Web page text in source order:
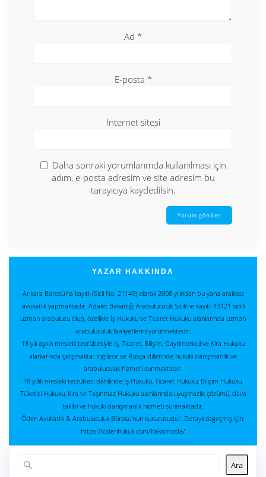
Ad *
E-posta *
İnternet sitesi
Daha sonraki yorumlarımda kullanılması için
adım, e-posta adresim ve site adresim bu
tarayıcıya kaydedilsin.
YAZAR HAKKINDA
Ankara Barosu’na kayıtlı (Sicil No: 21149) olarak 2008 yılından bu yana aralıksız
avukatlık yapmaktadır. Adalet Bakanlığı Arabuluculuk Sicili’ne kayıtlı 43121 sicilli
uzman arabulucu olup, özellikle İş Hukuku ve Ticaret Hukuku alanlarında uzman
arabuluculuk faaliyetlerini yürütmektedir.
18 yılı aşkın mesleki tecrübesiyle İş, Ticaret, Bilişim, Gayrimenkul ve Kira Hukuku
alanlarında çalışmakta; İngilizce ve Rusça dillerinde hukuki danışmanlık ve
arabuluculuk hizmeti sunmaktadır.
18 yıllık mesleki tecrübesi dâhilinde İş Hukuku, Ticaret Hukuku, Bilişim Hukuku,
Tüketici Hukuku, Kira ve Taşınmaz Hukuku alanlarında uyuşmazlık çözümü, dava
takibi ve hukuki danışmanlık hizmeti sunmaktadır.
Öden Avukatlık & Arabuluculuk Bürosu'nun kurucusudur. Detaylı özgeçmiş için:
https://odenhukuk.com/hakkimizda/
Ara